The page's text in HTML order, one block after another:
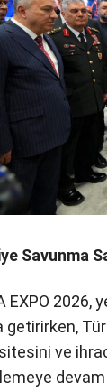
Savunma
EXPO 2026,
getirirken,
ve
devam